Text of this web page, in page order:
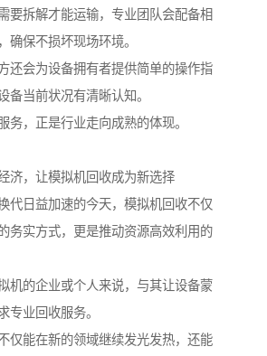
要拆解才能运输，专业团队会配备相
确保不损坏现场环境。
还会为设备拥有者提供简单的操作指
备当前状况有清晰认知。
务，正是行业走向成熟的体现。
济，让模拟机回收成为新选择
代日益加速的今天，模拟机回收不仅
务实方式，更是推动资源高效利用的
机的企业或个人来说，与其让设备蒙
专业回收服务。
仅能在新的领域继续发光发热，还能